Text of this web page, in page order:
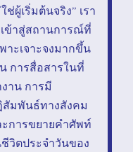
ช่ผู้เริ่มต้นจริง” เรา
เข้าสู่สถานการณ์ที่
าะเจาะจงมากขึ้น
การสื่อสารในที่
าน การมี
สัมพันธ์ทางสังคม
ะการขยายคำศัพท์
ชีวิตประจำวันของ